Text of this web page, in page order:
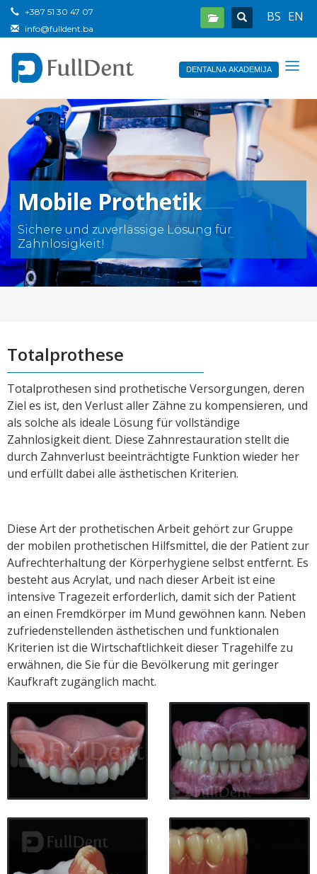
BS EN
+387 51 30 47 07
info@fulldent.ba
DENTALNA AKADEMIJA
Mobile Prothetik
Sichere und zuverlässige Lösung für
Zahnlosigkeit!
Totalprothese
Totalprothesen sind prothetische Versorgungen, deren
Ziel es ist, den Verlust aller Zähne zu kompensieren, und
als solche als ideale Lösung für vollständige
Zahnlosigkeit dient. Diese Zahnrestauration stellt die
durch Zahnverlust beeinträchtigte Funktion wieder her
und erfüllt dabei alle ästhetischen Kriterien.
Diese Art der prothetischen Arbeit gehört zur Gruppe
der mobilen prothetischen Hilfsmittel, die der Patient zur
Aufrechterhaltung der Körperhygiene selbst entfernt. Es
besteht aus Acrylat, und nach dieser Arbeit ist eine
intensive Tragezeit erforderlich, damit sich der Patient
an einen Fremdkörper im Mund gewöhnen kann. Neben
zufriedenstellenden ästhetischen und funktionalen
Kriterien ist die Wirtschaftlichkeit dieser Tragehilfe zu
erwähnen, die Sie für die Bevölkerung mit geringer
Kaufkraft zugänglich macht.